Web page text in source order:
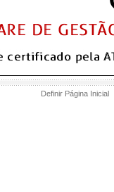
Definir Página Inicial